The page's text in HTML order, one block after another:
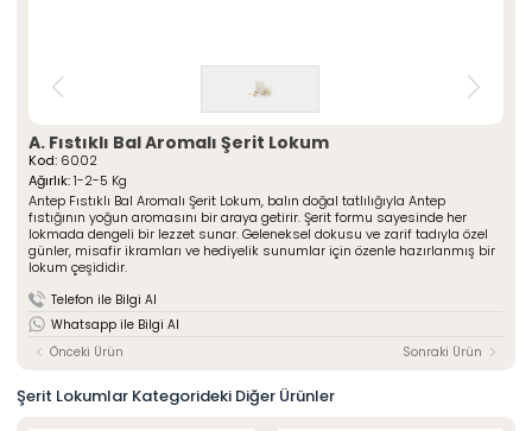
Kurumsal
» Hakkımızda
» Üretim Serüveni
» Kalite Politikamız
» İstanbul
» Çikolata Kaplı Lokumlar
» Cezeryeler
» Special Lokumlar
» Sucuk Lokumlar
» Special Paketli Lokumlar
» Geleneksel Paketli Lokumlar
ŞEKERLEME
Hakkımızda
Üretim Serüveni
Kalite Politikamız
Mağazalarımız
Foto Galeri
Kariyer
İletişim
A. Fıstıklı Bal Aromalı Şerit Lokum
Kod: 6002
Ağırlık:1-2-5 Kg
Antep Fıstıklı Bal Aromalı Şerit Lokum, balın doğal tatlılığıyla Antep
fıstığının yoğun aromasını bir araya getirir. Şerit formu sayesinde her
lokmada dengeli bir lezzet sunar. Geleneksel dokusu ve zarif tadıyla özel
günler, misafir ikramları ve hediyelik sunumlar için özenle hazırlanmış bir
lokum çeşididir.
Telefon ile Bilgi Al
Whatsapp ile Bilgi Al
Önceki Ürün
Sonraki Ürün
Şerit Lokumlar Kategorideki Diğer Ürünler